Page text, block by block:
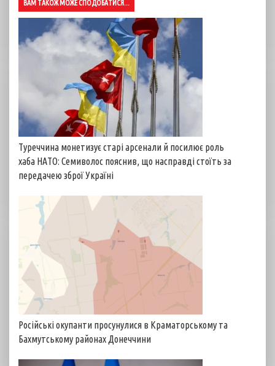
ВАМ ТАКОЖ МОЖЕ СПОДОБАТИСЯ...
Туреччина монетизує старі арсенали й посилює роль
хаба НАТО: Семиволос пояснив, що насправді стоїть за
передачею зброї Україні
Російські окупанти просунулися в Краматорському та
Бахмутському районах Донеччини